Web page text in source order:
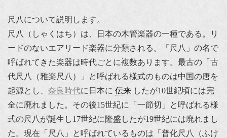
尺八について説明します。
尺八（しゃくはち）は、日本の木管楽器の一種である。リ
ードのないエアリード楽器に分類される。「尺八」の名で
呼ばれてきた楽器は時代ごとに複数あります。最古の「古
代尺八（雅楽尺八）」と呼ばれる様式のものは中国の唐を
起源とし、 奈良時代に日本に 伝来 したが10世紀頃には完
全に廃れました。その後15世紀に「一節切」と呼ばれる様
式の尺八が誕生し17世紀に隆盛したが19世紀には廃れまし
た。現在「尺八」と呼ばれているものは「普化尺八（ふけ